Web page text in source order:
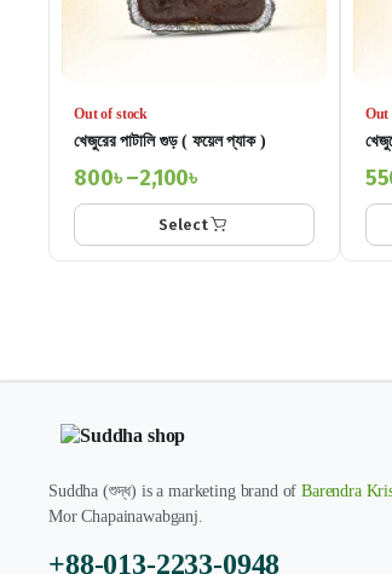
Out of stock
খেজুরের পাটালি গুড় ( ফয়েল প্যাক )
800৳–2,100৳
Select
Out
Suddha (শুদ্ধ) is a marketing brand ofBarendra
Mor Chapainawabganj.
+88-013-2233-0948